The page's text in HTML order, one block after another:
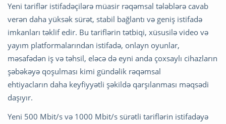
Yeni tariflər istifadəçilərə müasir rəqəmsal tələblərə cavab
verən daha yüksək sürət, stabil bağlantı və geniş istifadə
imkanları təklif edir. Bu tariflərin tətbiqi, xüsusilə video və
yayım platformalarından istifadə, onlayn oyunlar,
məsafədən iş və təhsil, eləcə də eyni anda çoxsaylı cihazların
şəbəkəyə qoşulması kimi gündəlik rəqəmsal
ehtiyacların daha keyfiyyətli şəkildə qarşılanması məqsədi
daşıyır.
Yeni 500 Mbit/s və 1000 Mbit/s sürətli tariflərin istifadəyə